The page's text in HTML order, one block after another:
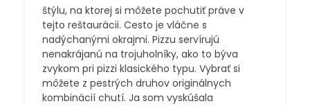
štýlu, na ktorej si môžete pochutiť práve v
tejto reštaurácii. Cesto je vláčne s
nadýchanými okrajmi. Pizzu servírujú
nenakrájanú na trojuholníky, ako to býva
zvykom pri pizzi klasického typu. Vybrať si
môžete z pestrých druhov originálnych
kombinácií chutí. Ja som vyskúšala